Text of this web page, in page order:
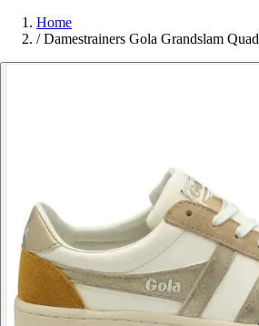
Home
/ Damestrainers Gola Grandslam Quad